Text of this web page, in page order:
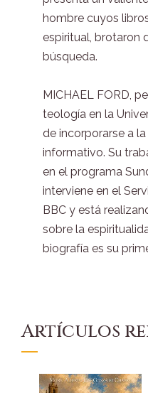
hombre cuyos
espiritual, brotaron
búsqueda.
MICHAEL FORD,
teología en la
de incorporarse a
informativo. Su
en el programa
interviene en el
BBC y está
sobre la
biografía es su
Artículos